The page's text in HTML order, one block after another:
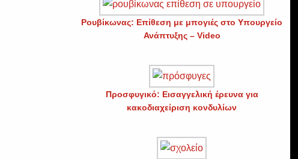
Ρουβίκωνας: Επίθεση με μπογιές στο Υπουργείο
Ανάπτυξης – Video
Προσφυγικό: Εισαγγελική έρευνα για
κακοδιαχείριση κονδυλίων